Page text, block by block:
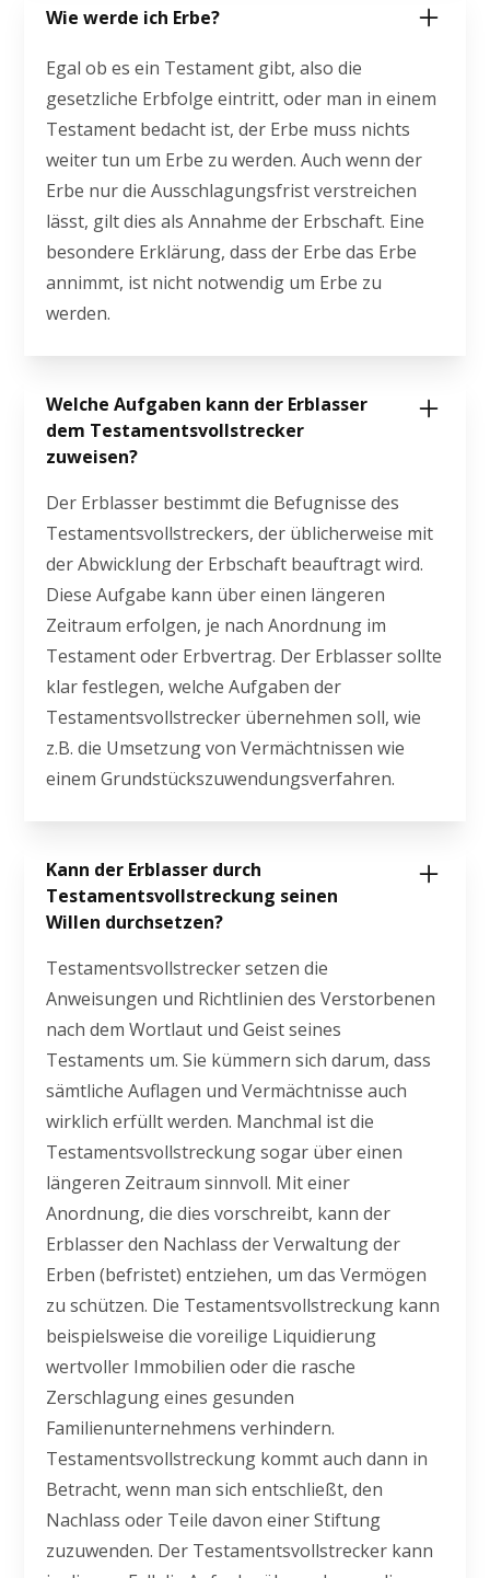
Wie werde ich Erbe?
Egal ob es ein Testament gibt, also die
gesetzliche Erbfolge eintritt, oder man in einem
Testament bedacht ist, der Erbe muss nichts
weiter tun um Erbe zu werden. Auch wenn der
Erbe nur die Ausschlagungsfrist verstreichen
lässt, gilt dies als Annahme der Erbschaft. Eine
besondere Erklärung, dass der Erbe das Erbe
annimmt, ist nicht notwendig um Erbe zu
werden.
Welche Aufgaben kann der Erblasser
dem Testamentsvollstrecker
zuweisen?
Der Erblasser bestimmt die Befugnisse des
Testamentsvollstreckers, der üblicherweise mit
der Abwicklung der Erbschaft beauftragt wird.
Diese Aufgabe kann über einen längeren
Zeitraum erfolgen, je nach Anordnung im
Testament oder Erbvertrag. Der Erblasser sollte
klar festlegen, welche Aufgaben der
Testamentsvollstrecker übernehmen soll, wie
z.B. die Umsetzung von Vermächtnissen wie
einem Grundstückszuwendungsverfahren.
Kann der Erblasser durch
Testamentsvollstreckung seinen
Willen durchsetzen?
Testamentsvollstrecker setzen die
Anweisungen und Richtlinien des Verstorbenen
nach dem Wortlaut und Geist seines
Testaments um. Sie kümmern sich darum, dass
sämtliche Auflagen und Vermächtnisse auch
wirklich erfüllt werden. Manchmal ist die
Testamentsvollstreckung sogar über einen
längeren Zeitraum sinnvoll. Mit einer
Anordnung, die dies vorschreibt, kann der
Erblasser den Nachlass der Verwaltung der
Erben (befristet) entziehen, um das Vermögen
zu schützen. Die Testamentsvollstreckung kann
beispielsweise die voreilige Liquidierung
wertvoller Immobilien oder die rasche
Zerschlagung eines gesunden
Familienunternehmens verhindern.
Testamentsvollstreckung kommt auch dann in
Betracht, wenn man sich entschließt, den
Nachlass oder Teile davon einer Stiftung
zuzuwenden. Der Testamentsvollstrecker kann